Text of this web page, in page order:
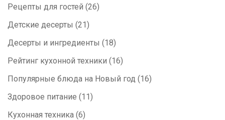
Рецепты для гостей (26)
Детские десерты (21)
Десерты и ингредиенты (18)
Рейтинг кухонной техники (16)
Популярные блюда на Новый год (16)
Здоровое питание (11)
Кухонная техника (6)